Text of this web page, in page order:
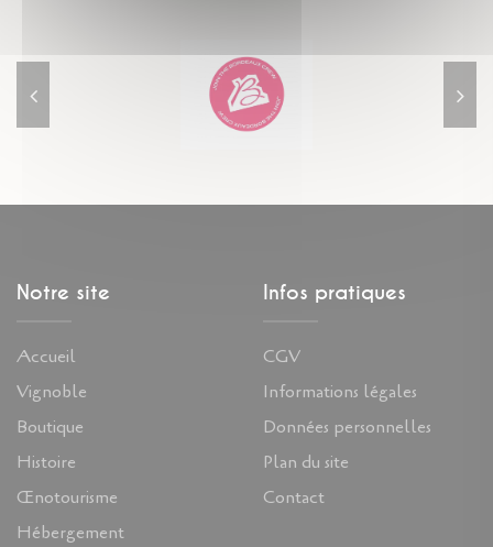
Notre site
Accueil
Vignoble
Boutique
Histoire
Œnotourisme
Hébergement
Infos pratiques
CGV
Informations légales
Données personnelles
Plan du site
Contact